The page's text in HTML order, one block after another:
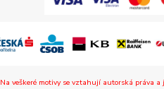
Na veškeré motivy se vztahují autorská práva